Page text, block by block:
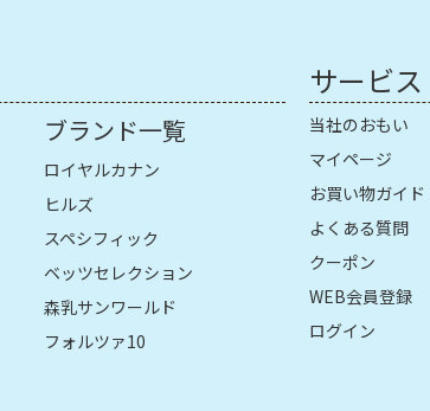
ブランド一覧
ロイヤルカナン
ヒルズ
スペシフィック
ベッツセレクション
森乳サンワールド
フォルツァ10
サービス
当社のおもい
マイページ
お買い物ガイド
よくある質問
クーポン
WEB会員登録
ログイン